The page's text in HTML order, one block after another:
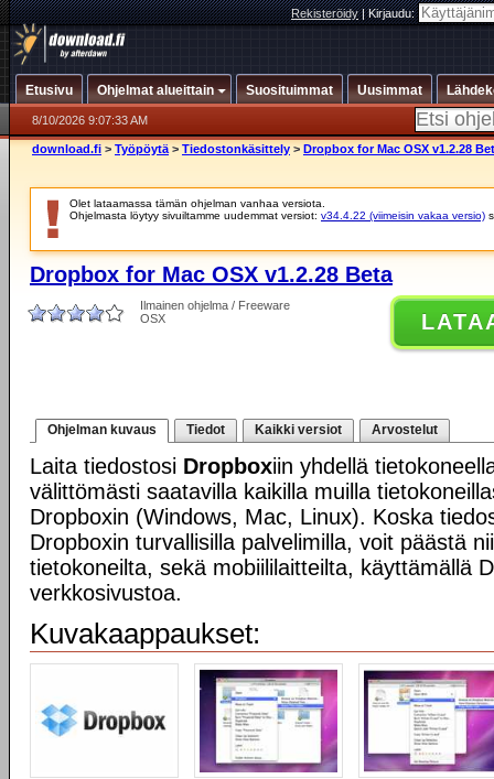
Rekisteröidy|Kirjaudu:
Etusivu Ohjelmat alueittain Suosituimmat Uusimmat
8/10/2026 9:07:33 AM
download.fi > Työpöytä > Tiedostonkäsittely > Dropbox for Mac OSX v1.2.28
Olet lataamassa tämän ohjelman vanhaa versiota.
Ohjelmasta löytyy sivuiltamme uudemmat versiot: v34.4.22 (viimeisin vakaa versio)
Dropbox for Mac OSX v1.2.28 Beta
Ilmainen ohjelma / Freeware
OSX
Ohjelman kuvaus Tiedot Kaikki versiot Arvostelut
Laita tiedostosi Dropboxiin yhdellä
välittömästi saatavilla kaikilla muilla
Dropboxin (Windows, Mac, Linux). Koska
Dropboxin turvallisilla palvelimilla, voit päästä
tietokoneilta, sekä mobiililaitteilta, käyttämällä
verkkosivustoa.
Kuvakaappaukset: